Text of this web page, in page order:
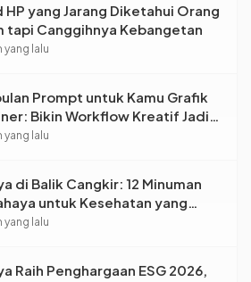
HP yang Jarang Diketahui Orang
tapi Canggihnya Kebangetan
yang lalu
Prompt untuk Kamu Grafik
Bikin Workflow Kreatif Jadi
Cepat!
yang lalu
di Balik Cangkir: 12 Minuman
untuk Kesehatan yang
Dihindari Saat Nongkrong
yang lalu
Raih Penghargaan ESG 2026,